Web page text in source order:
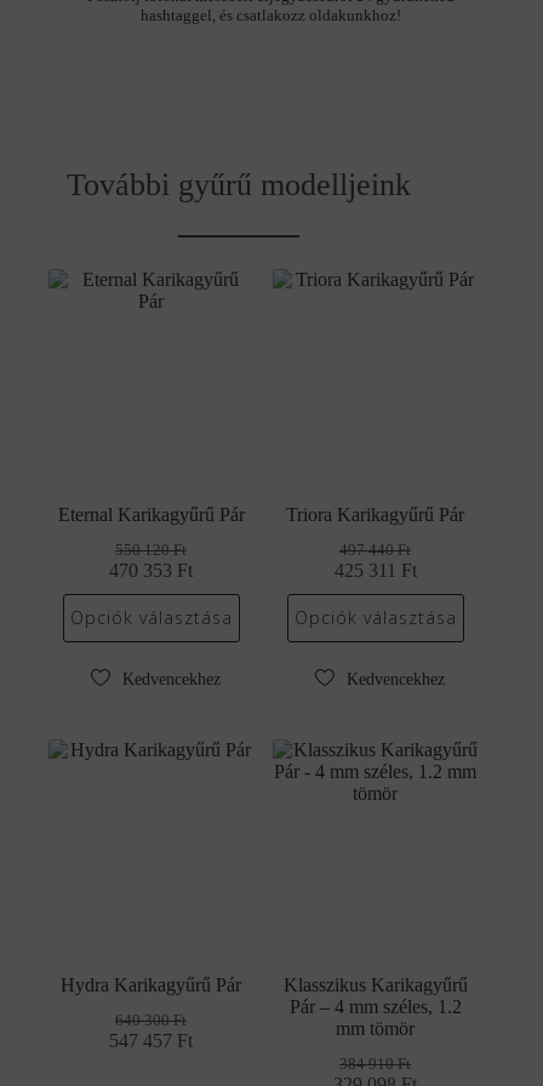
hashtaggel, és csatlakozz oldakunkhoz!
További gyűrű modelljeink
Eternal Karikagyűrű Pár
550 120Ft
Original
price
was:
470 353 Ft
Current
price
is:
Opciók választása
Kedvencekhez
Triora Karikagyűrű Pár
497 440Ft
Original
price
was:
425 311 Ft
Current
price
is:
Opciók választása
Kedvencekhez
Hydra Karikagyűrű Pár
640 300Ft
Original
547 457 Ft
Current
Klasszikus Karikagyűrű
Pár – 4 mm széles, 1.2
mm tömör
384 910Ft